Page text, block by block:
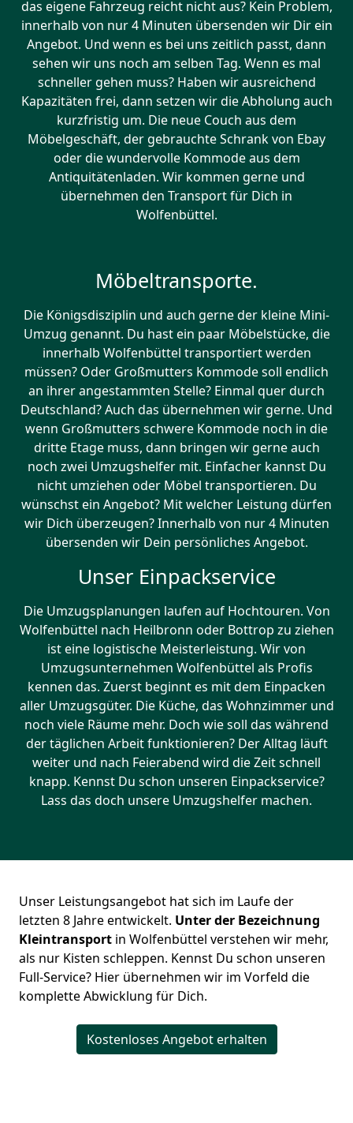
das eigene Fahrzeug reicht nicht aus? Kein Problem,
innerhalb von nur 4 Minuten übersenden wir Dir ein
Angebot. Und wenn es bei uns zeitlich passt, dann
sehen wir uns noch am selben Tag. Wenn es mal
schneller gehen muss? Haben wir ausreichend
Kapazitäten frei, dann setzen wir die Abholung auch
kurzfristig um. Die neue Couch aus dem
Möbelgeschäft, der gebrauchte Schrank von Ebay
oder die wundervolle Kommode aus dem
Antiquitätenladen. Wir kommen gerne und
übernehmen den Transport für Dich in
Wolfenbüttel.
Möbeltransporte.
Die Königsdisziplin und auch gerne der kleine Mini-
Umzug genannt. Du hast ein paar Möbelstücke, die
innerhalb Wolfenbüttel transportiert werden
müssen? Oder Großmutters Kommode soll endlich
an ihrer angestammten Stelle? Einmal quer durch
Deutschland? Auch das übernehmen wir gerne. Und
wenn Großmutters schwere Kommode noch in die
dritte Etage muss, dann bringen wir gerne auch
noch zwei Umzugshelfer mit. Einfacher kannst Du
nicht umziehen oder Möbel transportieren. Du
wünschst ein Angebot? Mit welcher Leistung dürfen
wir Dich überzeugen? Innerhalb von nur 4 Minuten
übersenden wir Dein persönliches Angebot.
Unser Einpackservice
Die Umzugsplanungen laufen auf Hochtouren. Von
Wolfenbüttel nach Heilbronn oder Bottrop zu ziehen
ist eine logistische Meisterleistung. Wir von
Umzugsunternehmen Wolfenbüttel als Profis
kennen das. Zuerst beginnt es mit dem Einpacken
aller Umzugsgüter. Die Küche, das Wohnzimmer und
noch viele Räume mehr. Doch wie soll das während
der täglichen Arbeit funktionieren? Der Alltag läuft
weiter und nach Feierabend wird die Zeit schnell
knapp. Kennst Du schon unseren Einpackservice?
Lass das doch unsere Umzugshelfer machen.
Unser Leistungsangebot hat sich im Laufe der
letzten 8 Jahre entwickelt. Unter der Bezeichnung
Kleintransport in Wolfenbüttel verstehen wir mehr,
als nur Kisten schleppen. Kennst Du schon unseren
Full-Service? Hier übernehmen wir im Vorfeld die
komplette Abwicklung für Dich.
Kostenloses Angebot erhalten